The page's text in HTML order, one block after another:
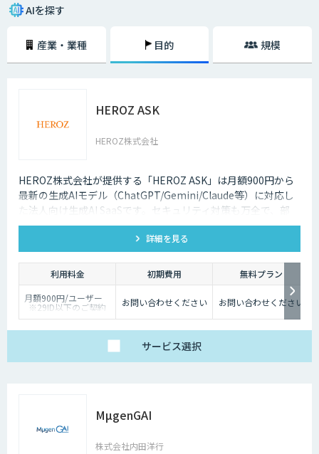
AIを探す
産業・業種 目的 規模
HEROZ ASK
HEROZ株式会社
HEROZ株式会社が提供する「HEROZ ASK」は月額900円から
最新の生成AIモデル（ChatGPT/Gemini/Claude等）に対応し
た法人向け生成AI SaaSです。セキュリティ対策も万全で、部
署・グループごとの活用が可能です。RAGやダッシュボードの
搭載から議事録やOCR、スライド生成等のオプション機能も充
実しており、社内の生成AI活用の促進、定着までを伴走して支
援します。
詳細を見る
利用料金 初期費用
無料プラン
月額900円/ユーザー
※29ID以下のご契約
は、月額1,980円/ユー
お問い合わせください お問い合わせください
サービス選択
MµgenGAI
株式会社内田洋行